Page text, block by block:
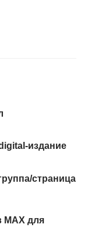
издание
cтраница
МАХ для